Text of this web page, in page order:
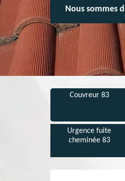
Nous sommes
Couvreur 83
Urgence fuite
cheminée 83